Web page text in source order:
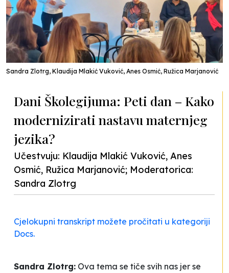
Sandra Zlotrg, Klaudija Mlakić Vuković, Anes Osmić, Ružica Marjanović
Dani Školegijuma: Peti dan – Kako
modernizirati nastavu maternjeg
jezika?
Učestvuju: Klaudija Mlakić Vuković, Anes
Osmić, Ružica Marjanović; Moderatorica:
Sandra Zlotrg
Cjelokupni transkript možete pročitati u kategoriji
Docs.
Sandra Zlotrg: Ova tema se tiče svih nas jer se